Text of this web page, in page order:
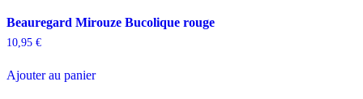
Beauregard Mirouze Bucolique rouge
10,95 €
Ajouter au panier